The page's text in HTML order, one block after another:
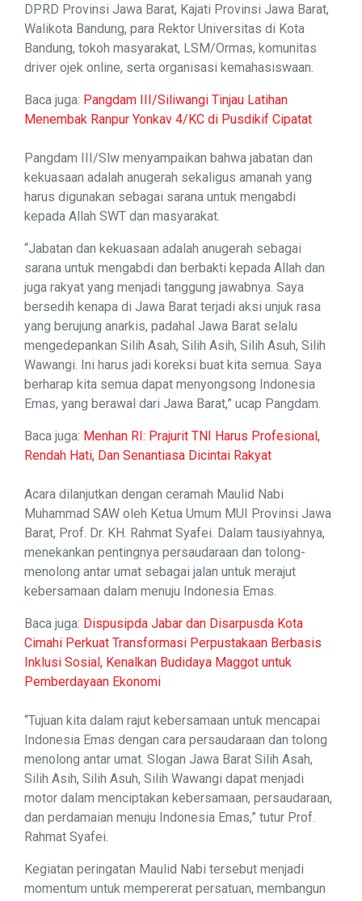
DPRD Provinsi Jawa Barat, Kajati Provinsi Jawa Barat,
Walikota Bandung, para Rektor Universitas di Kota
Bandung, tokoh masyarakat, LSM/Ormas, komunitas
driver ojek online, serta organisasi kemahasiswaan.
Baca juga: Pangdam III/Siliwangi Tinjau Latihan
Menembak Ranpur Yonkav 4/KC di Pusdikif Cipatat
Pangdam III/Slw menyampaikan bahwa jabatan dan
kekuasaan adalah anugerah sekaligus amanah yang
harus digunakan sebagai sarana untuk mengabdi
kepada Allah SWT dan masyarakat.
“Jabatan dan kekuasaan adalah anugerah sebagai
sarana untuk mengabdi dan berbakti kepada Allah dan
juga rakyat yang menjadi tanggung jawabnya. Saya
bersedih kenapa di Jawa Barat terjadi aksi unjuk rasa
yang berujung anarkis, padahal Jawa Barat selalu
mengedepankan Silih Asah, Silih Asih, Silih Asuh, Silih
Wawangi. Ini harus jadi koreksi buat kita semua. Saya
berharap kita semua dapat menyongsong Indonesia
Emas, yang berawal dari Jawa Barat,” ucap Pangdam.
Baca juga: Menhan RI: Prajurit TNI Harus Profesional,
Rendah Hati, Dan Senantiasa Dicintai Rakyat
Acara dilanjutkan dengan ceramah Maulid Nabi
Muhammad SAW oleh Ketua Umum MUI Provinsi Jawa
Barat, Prof. Dr. KH. Rahmat Syafei. Dalam tausiyahnya,
menekankan pentingnya persaudaraan dan tolong-
menolong antar umat sebagai jalan untuk merajut
kebersamaan dalam menuju Indonesia Emas.
Baca juga: Dispusipda Jabar dan Disarpusda Kota
Cimahi Perkuat Transformasi Perpustakaan Berbasis
Inklusi Sosial, Kenalkan Budidaya Maggot untuk
Pemberdayaan Ekonomi
“Tujuan kita dalam rajut kebersamaan untuk mencapai
Indonesia Emas dengan cara persaudaraan dan tolong
menolong antar umat. Slogan Jawa Barat Silih Asah,
Silih Asih, Silih Asuh, Silih Wawangi dapat menjadi
motor dalam menciptakan kebersamaan, persaudaraan,
dan perdamaian menuju Indonesia Emas,” tutur Prof.
Rahmat Syafei.
Kegiatan peringatan Maulid Nabi tersebut menjadi
momentum untuk mempererat persatuan, membangun